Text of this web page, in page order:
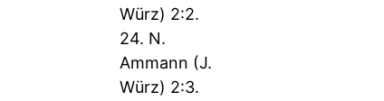
Würz) 2:2.
24. N.
Ammann (J.
Würz) 2:3.